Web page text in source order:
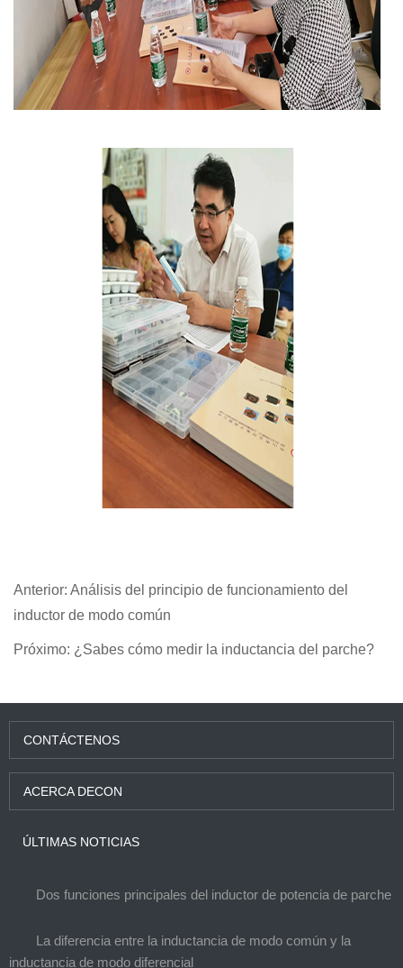
Anterior: Análisis del principio de funcionamiento del
inductor de modo común
Próximo: ¿Sabes cómo medir la inductancia del parche?
CONTÁCTENOS
ACERCA DECON
ÚLTIMAS NOTICIAS
Dos funciones principales del inductor de potencia de parche
La diferencia entre la inductancia de modo común y la
inductancia de modo diferencial